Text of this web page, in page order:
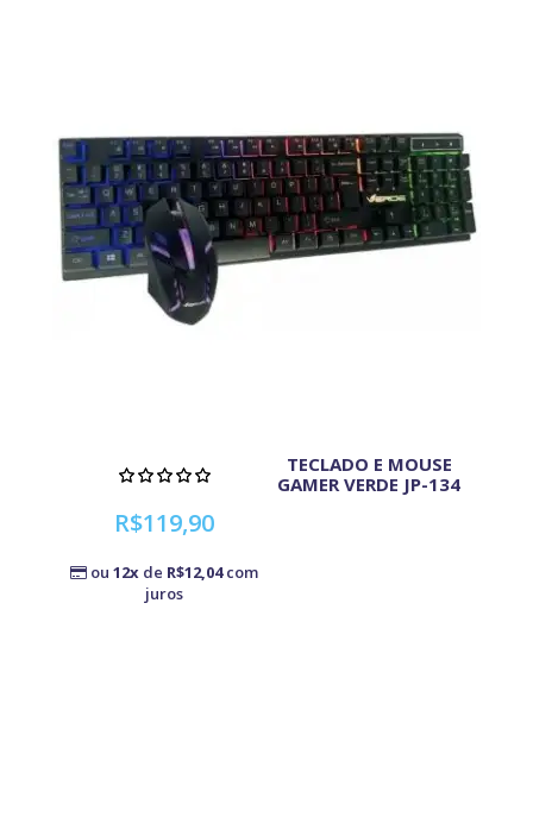
TECLADO E MOUSE
GAMER VERDE JP-134
R$119,90
ou 12x de R$12,04com
juros